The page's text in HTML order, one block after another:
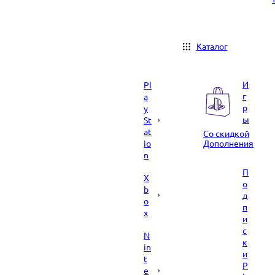
Каталог
Pl
a
y
St
at
io
n
X
b
o
x
N
in
t
e
И
г
р
ы
Со скидкой
Дополнения
П
о
д
п
и
с
к
и
P